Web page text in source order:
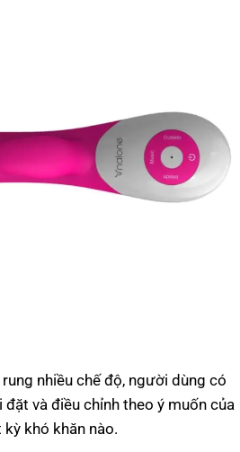
nhiều chế độ, người dùng có
và điều chỉnh theo ý muốn của
khó khăn nào.